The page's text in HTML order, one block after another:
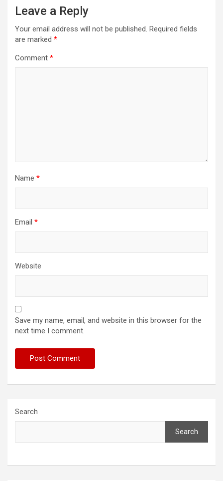
Leave a Reply
Your email address will not be published. Required fields
are marked *
Comment *
Name *
Email *
Website
Save my name, email, and website in this browser for the
next time I comment.
Search
Search